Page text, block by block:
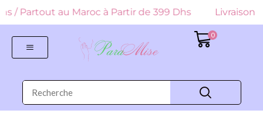
/ Partout au Maroc à Partir de 399 Dhs Livraison
0